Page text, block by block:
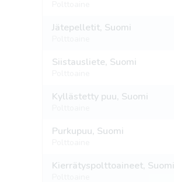
Jätepelletit, Suomi
Siistausliete, Suomi
Kyllästetty puu, Suomi
Purkupuu, Suomi
Kierrätyspolttoaineet, Suomi